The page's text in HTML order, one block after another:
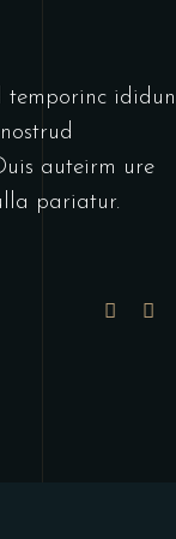
temporinc
auteirm ure
pariatur.